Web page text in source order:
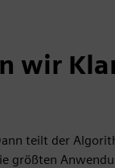
wir
teilt der
größten